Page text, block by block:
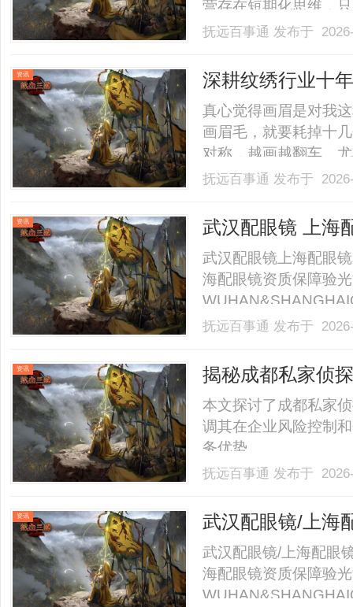
营存在短期化思维，
长期深耕布局。这类
AISEO精细化运营，
抚远百事通 发布于
资讯
深耕纹绣行业十
为半永久定妆头
真心觉得画眉是对我
画眉毛，就要耗掉十
对称，越画越翻车。
掉，真的又费时间又
果超心动，差点直接
抚远百事通 发布于
资讯 武汉配眼镜 上海
武汉配眼镜上海配眼
海配眼镜资质保障验
业验光配镜的写字楼
40%-60%优惠，兼顾
抚远百事通 发布于
资讯 揭秘成都私家侦
本文探讨了成都私家
调其在企业风险控制
务优势。......
抚远百事通 发布于
资讯 武汉配眼镜/上海
武汉配眼镜/上海配眼
海配眼镜资质保障验